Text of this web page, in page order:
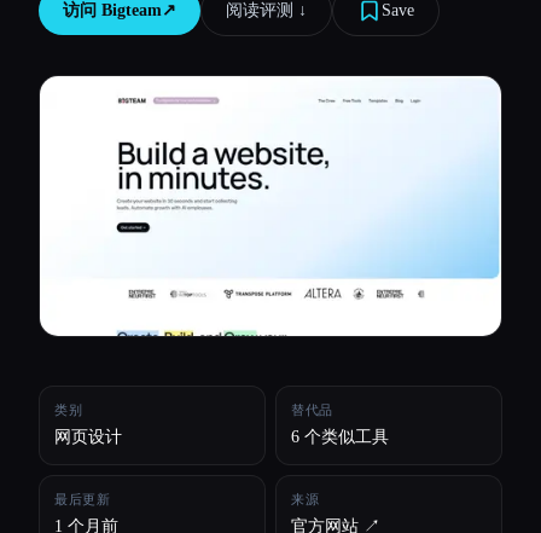
博客
比较工具
访问 Bigteam↗︎ 阅读评测 ↓︎ Save
类别
网页设计
替代品
6 个类似工具
最后更新
1 个月前
来源
官方网站 ↗︎